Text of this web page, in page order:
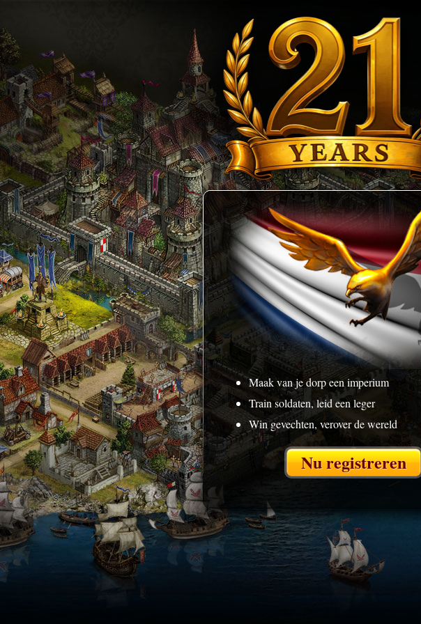
Maak van je dorp een imperium
Train soldaten, leid een leger
Win gevechten, verover de wereld
Nu registreren